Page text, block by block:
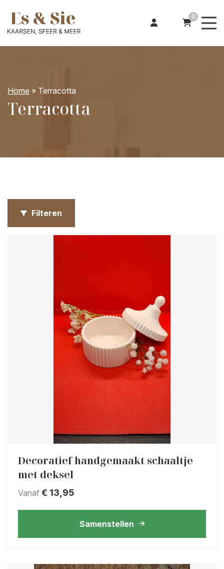
0
Home » Terracotta
Terracotta
Filteren
Decoratief handgemaakt schaaltje
met deksel
Vanaf € 13,95
Samenstellen